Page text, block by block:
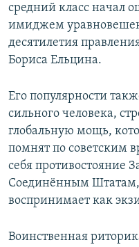
средний класс начал
имиджем
десятилетия
Бориса Ельцина.
Его популярности
сильного человека,
глобальную мощь,
помнят по советским
себя противостояние
Соединённым
воспринимает как
Воинственная